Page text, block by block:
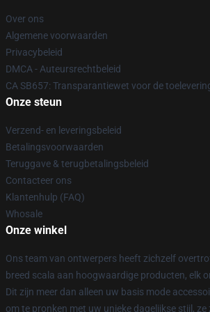
Over ons
Algemene voorwaarden
Privacybeleid
DMCA - Auteursrechtbeleid
CA SB657: Transparantiewet voor de
Onze steun
Verzend- en leveringsbeleid
Betalingsvoorwaarden
Teruggave & terugbetalingsbeleid
Contacteer ons
Klantenhulp (FAQ)
Whosale
Onze winkel
Ons team van ontwerpers heeft zichzelf
breed scala aan hoogwaardige producten, elk
Dit zijn meer dan alleen uw basis mode
om te pronken met uw unieke dagelijkse stijl,